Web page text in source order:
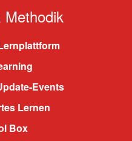
Methodik
Events
Lernen
Box